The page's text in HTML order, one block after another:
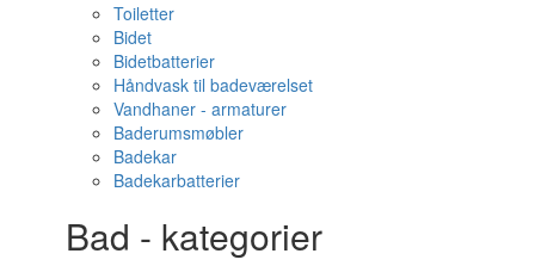
Toiletter
Bidet
Bidetbatterier
Håndvask til badeværelset
Vandhaner - armaturer
Baderumsmøbler
Badekar
Badekarbatterier
Bad - kategorier